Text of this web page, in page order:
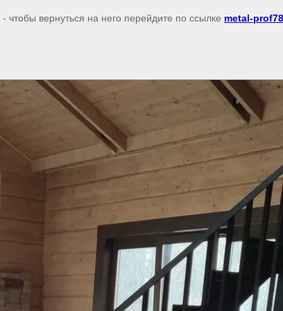
- чтобы вернуться на него перейдите по ссылке metal-